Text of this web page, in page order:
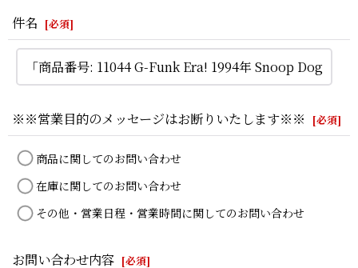
件名 [必須]
※※営業目的のメッセージはお断りいたします※※ [必須]
商品に関してのお問い合わせ
在庫に関してのお問い合わせ
その他・営業日程・営業時間に関してのお問い合わせ
お問い合わせ内容 [必須]